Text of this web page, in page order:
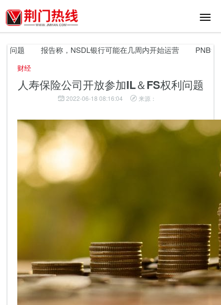
切
航
题 报告称，NSDL银行可能在几周内开始运营 PNB诈
财经
人寿保险公司开放参加IL＆FS权利问题
2022-06-18 08:16:04 来源：